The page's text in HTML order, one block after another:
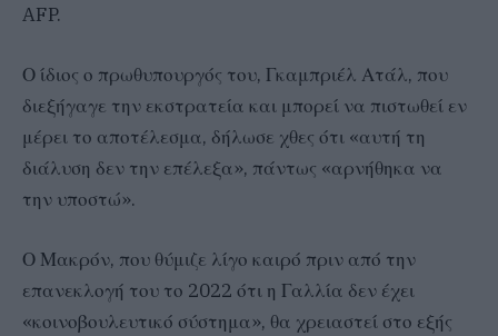
AFP.
Ο ίδιος ο πρωθυπουργός του, Γκαμπριέλ Ατάλ, που
διεξήγαγε την εκστρατεία και μπορεί να πιστωθεί εν
μέρει το αποτέλεσμα, δήλωσε χθες ότι «αυτή τη
διάλυση δεν την επέλεξα», πάντως «αρνήθηκα να
την υποστώ».
Ο Μακρόν, που θύμιζε λίγο καιρό πριν από την
επανεκλογή του το 2022 ότι η Γαλλία δεν έχει
«κοινοβουλευτικό σύστημα», θα χρειαστεί στο εξής